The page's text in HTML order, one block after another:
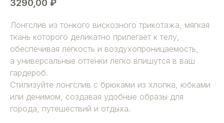
3290,00 ₽
Лонгслив из тонкого вискозного трикотажа, мягкая
ткань которого деликатно прилегает к телу,
обеспечивая легкость и воздухопроницаемость,
а универсальные оттенки легко впишутся в ваш
гардероб.
Стилизуйте лонгслив с брюками из хлопка, юбками
или денимом, создавая удобные образы для
города, путешествий и отдыха.